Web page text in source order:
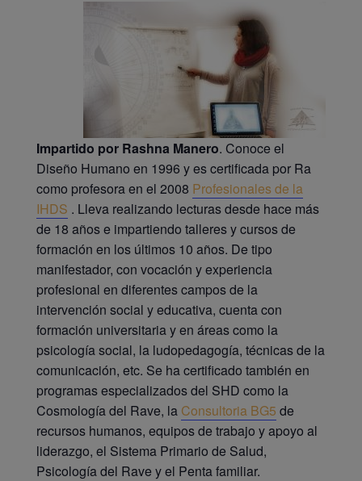
Impartido por Rashna Manero. Conoce el
Diseño Humano en 1996 y es certificada por Ra
como profesora en el 2008 Profesionales de la
IHDS . Lleva realizando lecturas desde hace más
de 18 años e impartiendo talleres y cursos de
formación en los últimos 10 años. De tipo
manifestador, con vocación y experiencia
profesional en diferentes campos de la
intervención social y educativa, cuenta con
formación universitaria y en áreas como la
psicología social, la ludopedagogía, técnicas de la
comunicación, etc. Se ha certificado también en
programas especializados del SHD como la
Cosmología del Rave, la Consultoria BG5 de
recursos humanos, equipos de trabajo y apoyo al
liderazgo, el Sistema Primario de Salud,
Psicología del Rave y el Penta familiar.